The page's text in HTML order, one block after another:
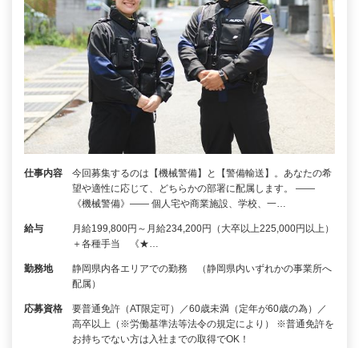
仕事内容
今回募集するのは【機械警備】と【警備輸送】。あなたの希
望や適性に応じて、どちらかの部署に配属します。 ――
《機械警備》―― 個人宅や商業施設、学校、一…
給与
月給199,800円～月給234,200円（大卒以上225,000円以上）
＋各種手当 《★…
勤務地
静岡県内各エリアでの勤務 （静岡県内いずれかの事業所へ
配属）
応募資格
要普通免許（AT限定可）／60歳未満（定年が60歳の為）／
高卒以上（※労働基準法等法令の規定により） ※普通免許を
お持ちでない方は入社までの取得でOK！